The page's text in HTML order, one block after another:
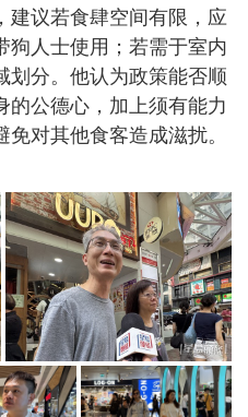
建议若食肆空间有限，应
狗人士使用；若需于室内
划分。他认为政策能否顺
的公德心，加上须有能力
对其他食客造成滋扰。